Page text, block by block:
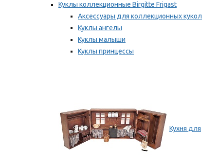
Куклы коллекционные Birgitte Frigast
Аксессуары для коллекционных кукол
Куклы ангелы
Куклы малыши
Куклы принцессы
Кухня для